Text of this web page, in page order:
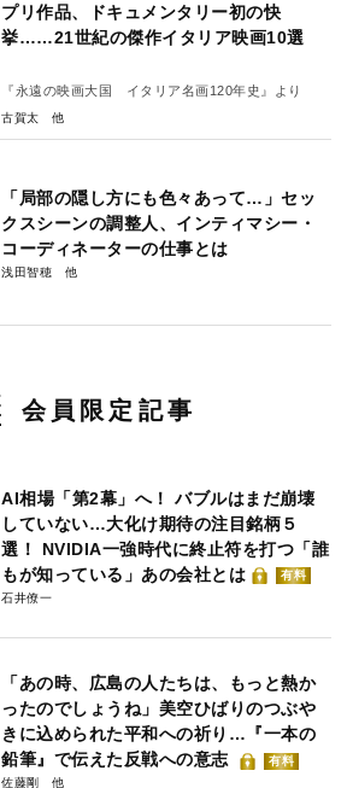
プリ作品、ドキュメンタリー初の快
挙……21世紀の傑作イタリア映画10選
『永遠の映画大国 イタリア名画120年史』より
古賀太
「局部の隠し方にも色々あって…」セッ
クスシーンの調整人、インティマシー・
コーディネーターの仕事とは
浅田智穂
会員限定記事
AI相場「第2幕」へ！ バブルはまだ崩壊
していない…大化け期待の注目銘柄５
選！ NVIDIA一強時代に終止符を打つ「誰
もが知っている」あの会社とは
有料
石井僚一
「あの時、広島の人たちは、もっと熱か
ったのでしょうね」美空ひばりのつぶや
きに込められた平和への祈り…『一本の
鉛筆』で伝えた反戦への意志
有料
佐藤剛